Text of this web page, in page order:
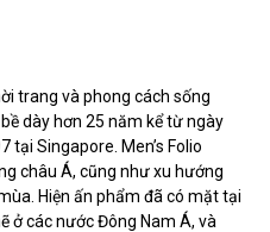
trang và phong cách sống
dày hơn 25 năm kể từ ngày
Singapore. Men’s Folio
châu Á, cũng như xu hướng
Hiện ấn phẩm đã có mặt tại
ở các nước Đông Nam Á, và